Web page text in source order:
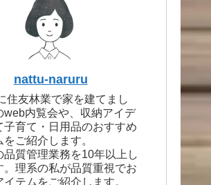
nattu-naruru
住友林業で家を建てまし
web内覧会や、収納アイデ
子育て・日用品のおすすめ
ご紹介します。
品質管理業務を10年以上し
。理系の私が品質重視でお
テムをご紹介します。